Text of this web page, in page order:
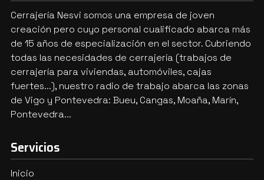
Cerrajería Nesvi somos una empresa de joven
creación pero cuyo personal cualificado abarca más
de 15 años de especialización en el sector. Cubriendo
todas las necesidades de cerrajería (trabajos de
cerrajería para viviendas, automóviles, cajas
fuertes...), nuestro radio de trabajo abarca las zonas
de Vigo y Pontevedra: Bueu, Cangas, Moaña, Marín,
Pontevedra...
Servicios
Inicio